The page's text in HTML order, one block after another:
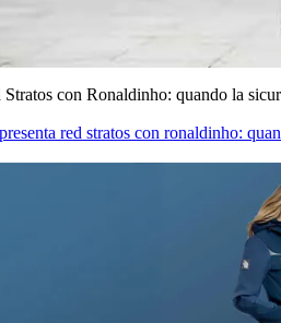
Stratos con Ronaldinho: quando la
red stratos con ronaldinho: